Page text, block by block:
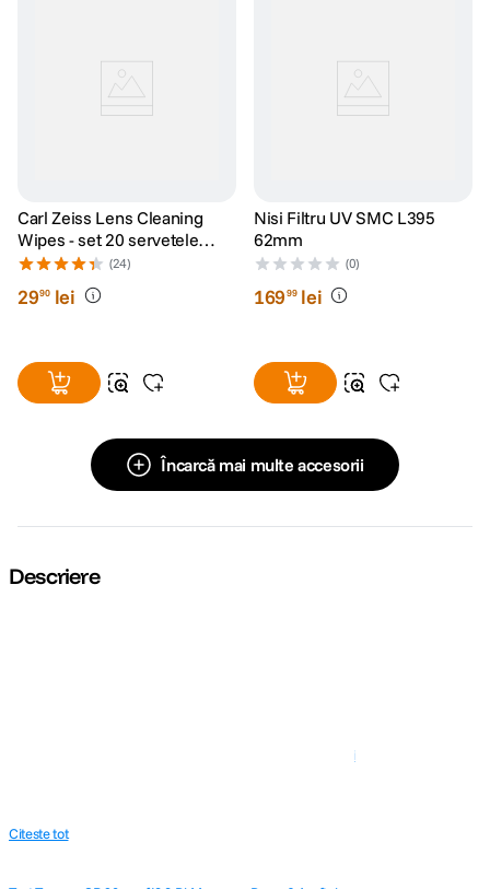
Carl Zeiss Lens Cleaning
Wipes - set 20 servetele
umede
(24)
2990 lei
Nisi Filtru UV SMC L395
62mm
(0)
16999 lei
Încarcă mai multe accesorii
Descriere
Citeste tot